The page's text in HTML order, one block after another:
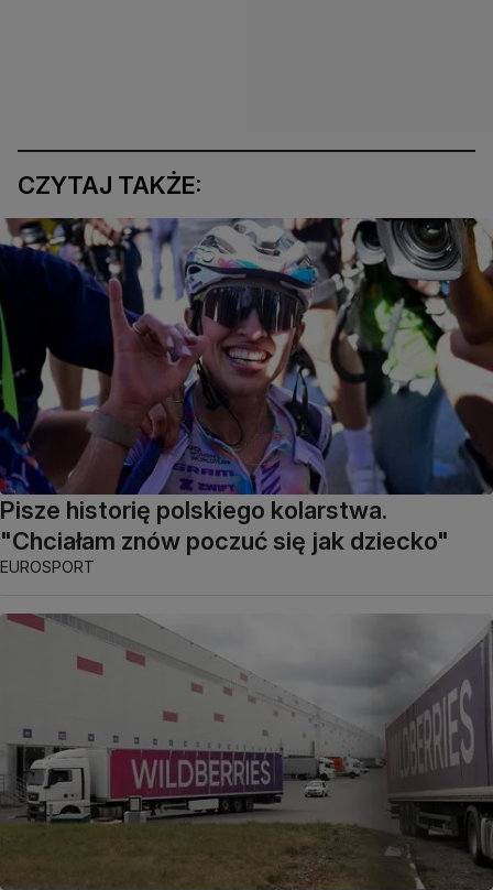
CZYTAJ TAKŻE:
Pisze historię polskiego kolarstwa.
"Chciałam znów poczuć się jak dziecko"
EUROSPORT